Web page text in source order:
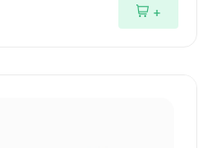
+